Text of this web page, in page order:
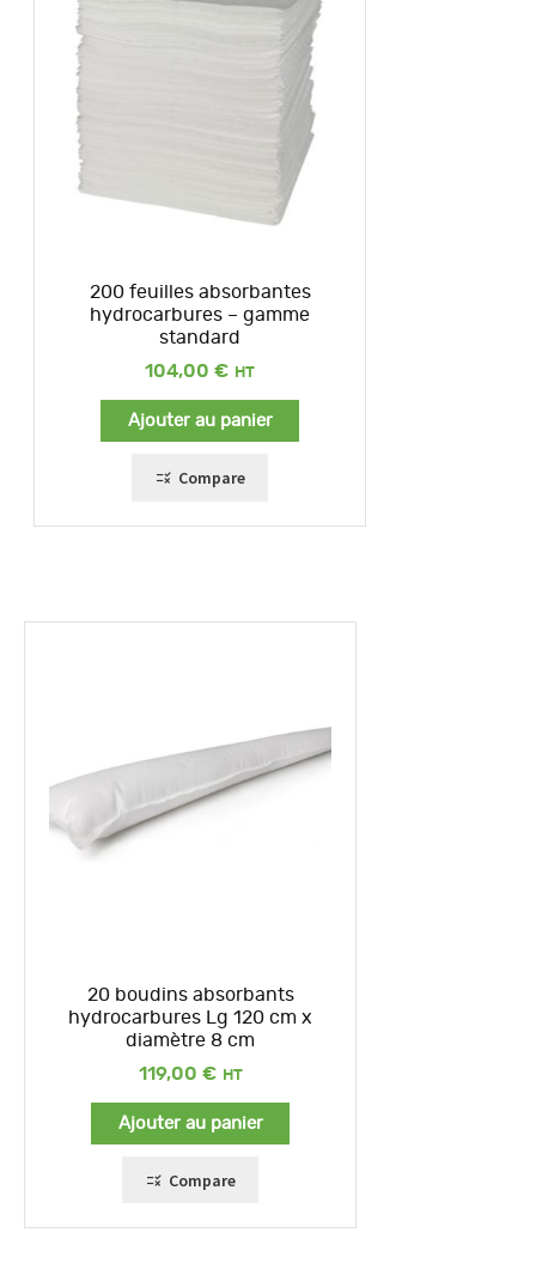
200 feuilles absorbantes
hydrocarbures – gamme
standard
104,00 €
Ajouter au panier
Compare
20 boudins absorbants
hydrocarbures Lg 120 cm x
diamètre 8 cm
119,00 €
Ajouter au panier
Compare